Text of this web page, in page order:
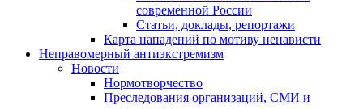
современной России
Статьи, доклады, репортажи
Карта нападений по мотиву ненависти
Неправомерный антиэкстремизм
Новости
Нормотворчество
Преследования организаций, СМИ и